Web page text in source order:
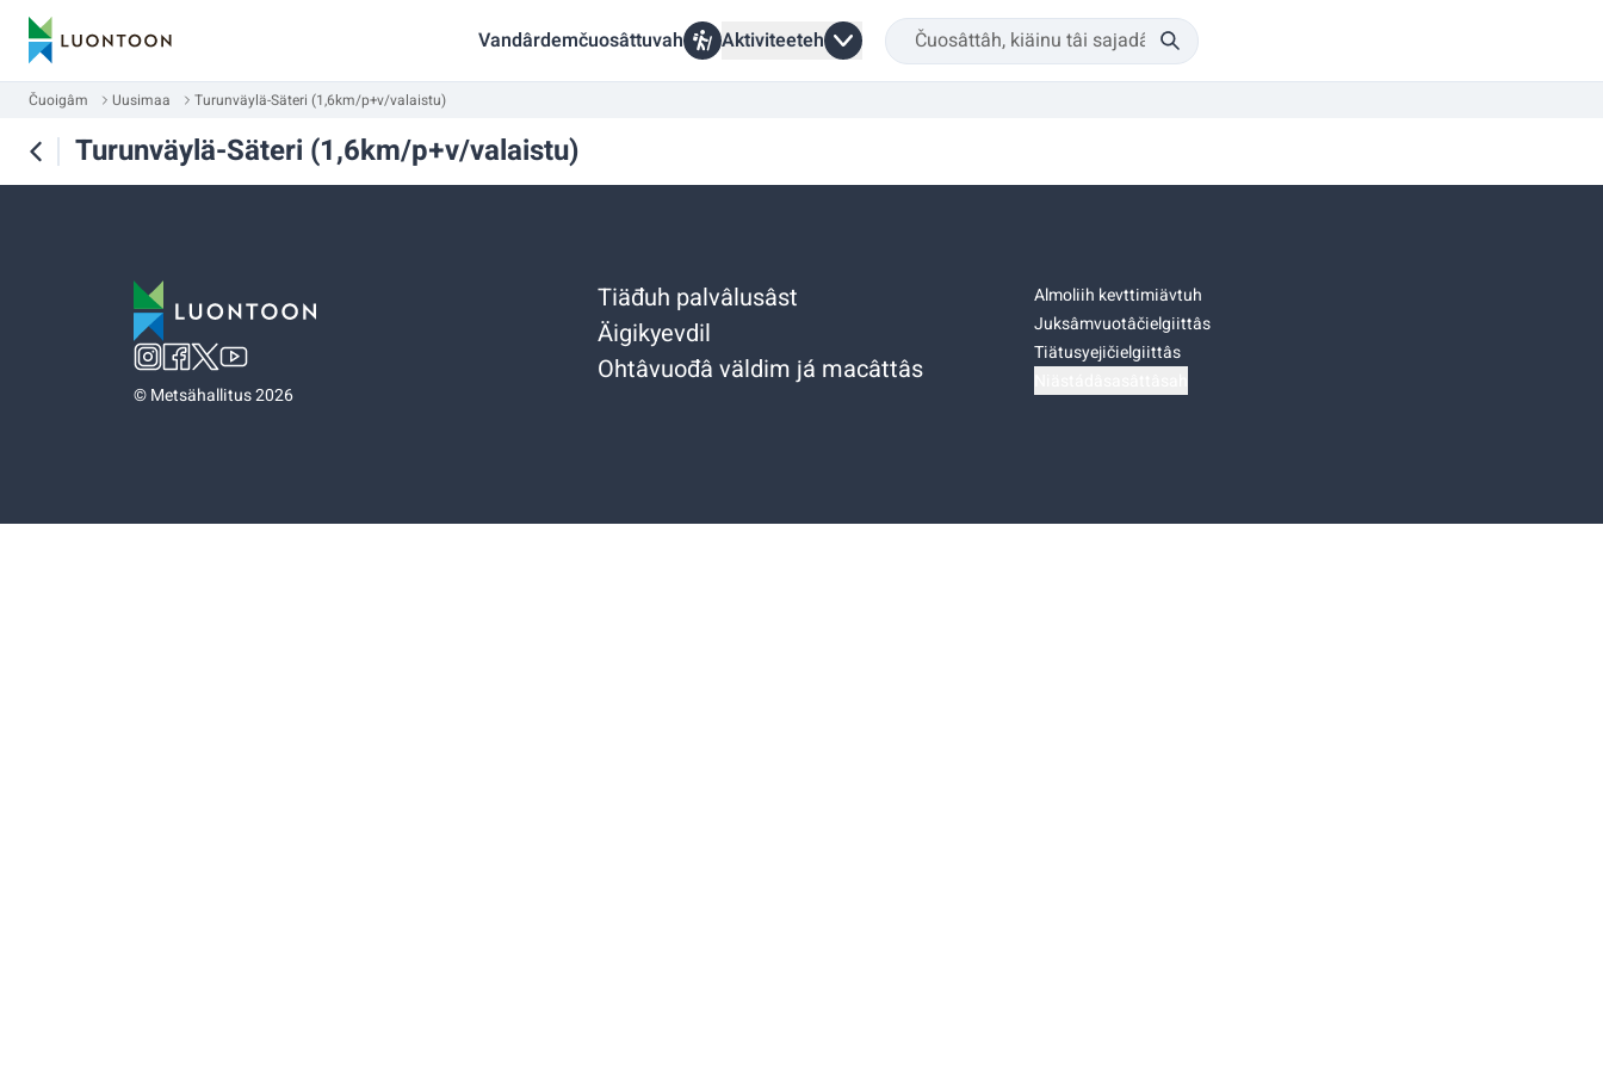
Vandârdemčuosâttuvah Aktiviteeteh
Čuoigâm Uusimaa Turunväylä-Säteri (1,6km/p+v/valaistu)
Turunväylä-Säteri (1,6km/p+v/valaistu)
©Metsähallitus 2026
Tiäđuh palvâlusâst
Äigikyevdil
Ohtâvuođâ väldim já macâttâs
Almoliih kevttimiävtuh
Juksâmvuotâčielgiittâs
Tiätusyejičielgiittâs